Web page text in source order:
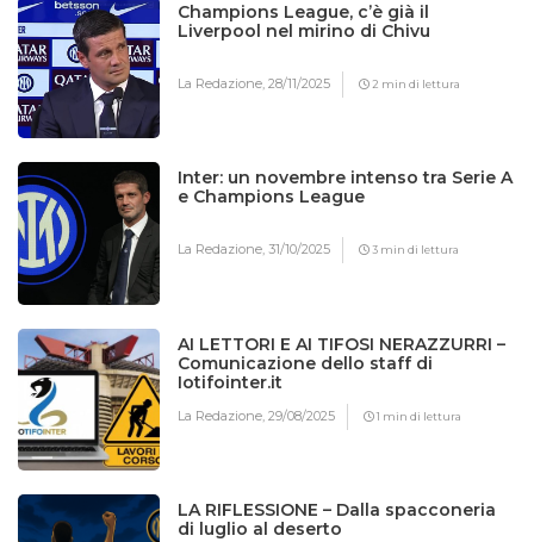
Champions League, c’è già il
Liverpool nel mirino di Chivu
La Redazione,28/11/2025 2 min di lettura
Inter: un novembre intenso tra Serie A
e Champions League
La Redazione,31/10/2025 3 min di lettura
AI LETTORI E AI TIFOSI NERAZZURRI –
Comunicazione dello staff di
Iotifointer.it
La Redazione,29/08/2025 1 min di lettura
LA RIFLESSIONE – Dalla spacconeria
di luglio al deserto